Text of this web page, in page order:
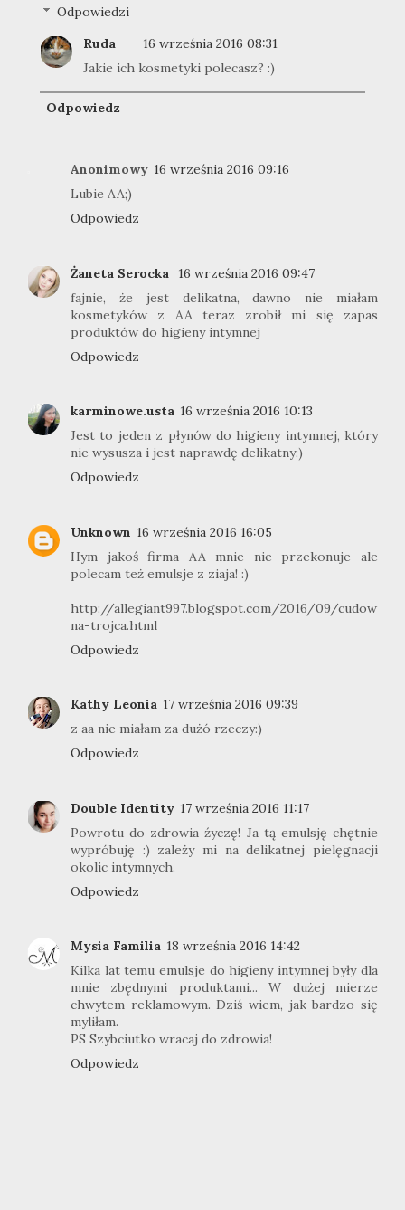
Odpowiedzi
Ruda
16 września 2016 08:31
Jakie ich kosmetyki polecasz? :)
Odpowiedz
Anonimowy 16 września 2016 09:16
Lubie AA;)
Odpowiedz
Żaneta Serocka
16 września 2016 09:47
fajnie, że jest delikatna, dawno nie miałam
kosmetyków z AA teraz zrobił mi się zapas
produktów do higieny intymnej
Odpowiedz
karminowe.usta 16 września 2016 10:13
Jest to jeden z płynów do higieny intymnej, który
nie wysusza i jest naprawdę delikatny:)
Odpowiedz
Unknown 16 września 2016 16:05
Hym jakoś firma AA mnie nie przekonuje ale
polecam też emulsje z ziaja! :)
http://allegiant997.blogspot.com/2016/09/cudow
na-trojca.html
Odpowiedz
Kathy Leonia 17 września 2016 09:39
z aa nie miałam za dużó rzeczy:)
Odpowiedz
Double Identity 17 września 2016 11:17
Powrotu do zdrowia źyczę! Ja tą emulsję chętnie
wypróbuję :) zależy mi na delikatnej pielęgnacji
okolic intymnych.
Odpowiedz
Mysia Familia 18 września 2016 14:42
Kilka lat temu emulsje do higieny intymnej były dla
mnie zbędnymi produktami... W dużej mierze
chwytem reklamowym. Dziś wiem, jak bardzo się
myliłam.
PS Szybciutko wracaj do zdrowia!
Odpowiedz